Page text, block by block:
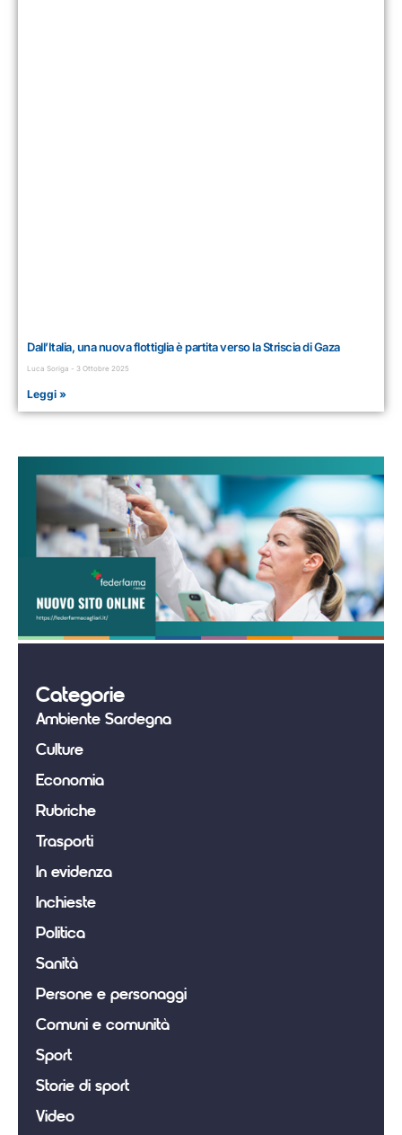
Dall’Italia, una nuova flottiglia è partita verso la Striscia di Gaza
Luca Soriga 3 Ottobre 2025
Leggi »
Categorie
Ambiente Sardegna
Culture
Economia
Rubriche
Trasporti
In evidenza
Inchieste
Politica
Sanità
Persone e personaggi
Comuni e comunità
Sport
Storie di sport
Video